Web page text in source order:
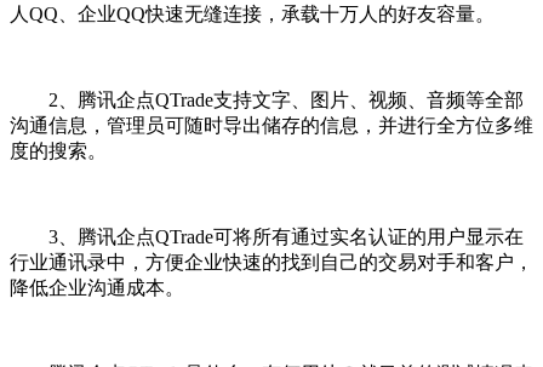
人QQ、企业QQ快速无缝连接，承载十万人的好友容量。
2、腾讯企点QTrade支持文字、图片、视频、音频等全部
沟通信息，管理员可随时导出储存的信息，并进行全方位多维
度的搜索。
3、腾讯企点QTrade可将所有通过实名认证的用户显示在
行业通讯录中，方便企业快速的找到自己的交易对手和客户，
降低企业沟通成本。